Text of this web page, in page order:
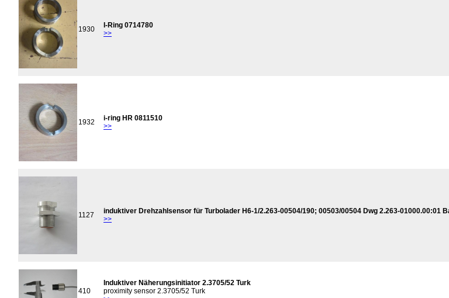
1930
I-Ring 0714780
>>
1932
i-ring HR 0811510
>>
1127
induktiver Drehzahlsensor für Turbolader H6-1/2.263-00504/190; 00503/00504 Dwg 2.263-01000.00:01
>>
410
Induktiver Näherungsinitiator 2.3705/52 Turk
proximity sensor 2.3705/52 Turk